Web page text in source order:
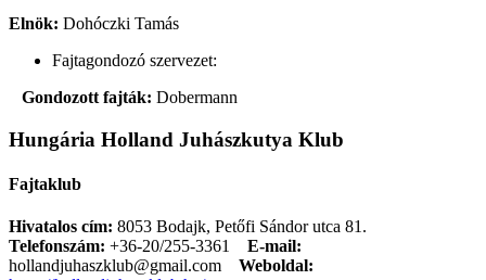
Elnök: Dohóczki Tamás
Fajtagondozó szervezet:
Gondozott fajták: Dobermann
Hungária Holland Juhászkutya Klub
Fajtaklub
Hivatalos cím: 8053 Bodajk, Petőfi Sándor utca 81.
Telefonszám: +36-20/255-3361
E-mail:
hollandjuhaszklub@gmail.com
Weboldal: